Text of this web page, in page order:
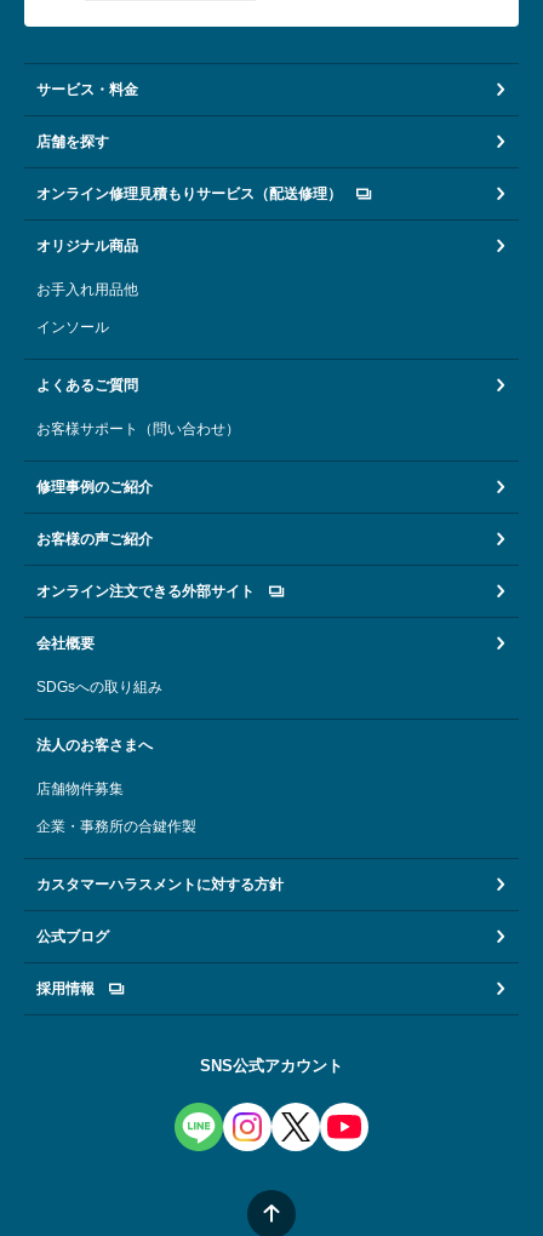
サービス・料金
店舗を探す
オンライン修理見積もりサービス（配送修理）
オリジナル商品
お手入れ用品他
インソール
よくあるご質問
お客様サポート（問い合わせ）
修理事例のご紹介
お客様の声ご紹介
オンライン注文できる外部サイト
会社概要
SDGsへの取り組み
法人のお客さまへ
店舗物件募集
企業・事務所の合鍵作製
カスタマーハラスメントに対する方針
公式ブログ
採用情報
SNS公式アカウント